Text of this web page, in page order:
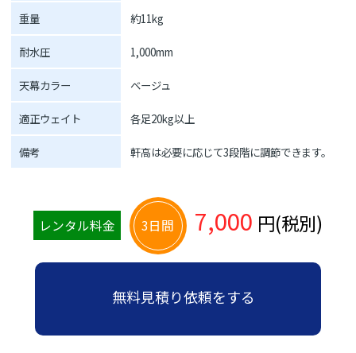
重量 約11kg
耐水圧 1,000mm
天幕カラー ベージュ
適正ウェイト 各足20kg以上
備考 軒高は必要に応じて3段階に調節できます。
レンタル料金 3日間 7,000 円(税別)
無料見積り依頼をする